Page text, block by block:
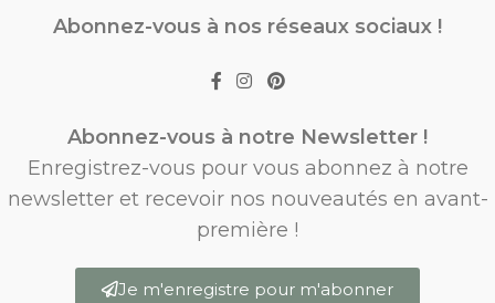
Abonnez-vous à nos réseaux sociaux !
Abonnez-vous à notre Newsletter !
Enregistrez-vous pour vous abonnez à notre
newsletter et recevoir nos nouveautés en avant-
première !
Je m'enregistre pour m'abonner